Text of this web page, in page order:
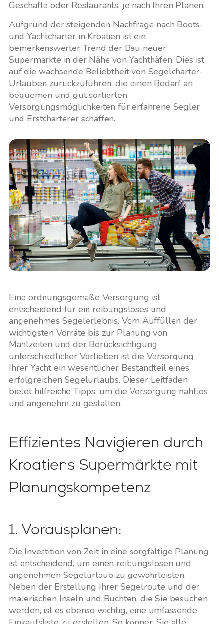
Geschäfte oder Restaurants, je nach Ihren Plänen.
Aufgrund der steigenden Nachfrage nach Boots-
und Yachtcharter in Kroatien ist ein
bemerkenswerter Trend der Bau neuer
Supermärkte in der Nähe von Yachthäfen. Dies ist
auf die wachsende Beliebtheit von Segelcharter-
Urlauben zurückzuführen, die einen Bedarf an
bequemen und gut sortierten
Versorgungsmöglichkeiten für erfahrene Segler
und Erstcharterer schaffen.
Eine ordnungsgemäße Versorgung ist
entscheidend für ein reibungsloses und
angenehmes Segelerlebnis. Vom Auffüllen der
wichtigsten Vorräte bis zur Planung von
Mahlzeiten und der Berücksichtigung
unterschiedlicher Vorlieben ist die Versorgung
Ihrer Yacht ein wesentlicher Bestandteil eines
erfolgreichen Segelurlaubs. Dieser Leitfaden
bietet hilfreiche Tipps, um die Versorgung nahtlos
und angenehm zu gestalten.
Effizientes Navigieren durch
Kroatiens Supermärkte mit
Planungskompetenz
1. Vorausplanen:
Die Investition von Zeit in eine sorgfältige Planung
ist entscheidend, um einen reibungslosen und
angenehmen Segelurlaub zu gewährleisten.
Neben der Erstellung Ihrer Segelroute und der
malerischen Inseln und Buchten, die Sie besuchen
werden, ist es ebenso wichtig, eine umfassende